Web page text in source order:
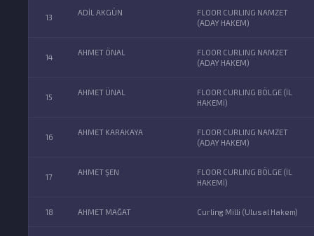
13
ADİL AKGÜN
FLOOR CURLING NAMZET
(ADAY HAKEM)
14
AHMET ÖNAL
FLOOR CURLING NAMZET
(ADAY HAKEM)
15
AHMET ÜNAL
FLOOR CURLING BÖLGE (İL
HAKEMİ)
16
AHMET KARAKAYA
FLOOR CURLING NAMZET
(ADAY HAKEM)
17
AHMET ŞEN
FLOOR CURLING BÖLGE (İL
HAKEMİ)
18 AHMET MAĞAT Curling Milli (Ulusal Hakem)